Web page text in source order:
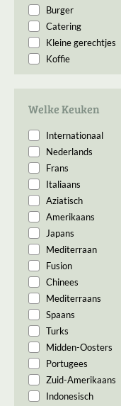
Burger
Catering
Kleine gerechtjes
Koffie
Welke Keuken
Internationaal
Nederlands
Frans
Italiaans
Aziatisch
Amerikaans
Japans
Mediterraan
Fusion
Chinees
Mediterraans
Spaans
Turks
Midden-Oosters
Portugees
Zuid-Amerikaans
Indonesisch